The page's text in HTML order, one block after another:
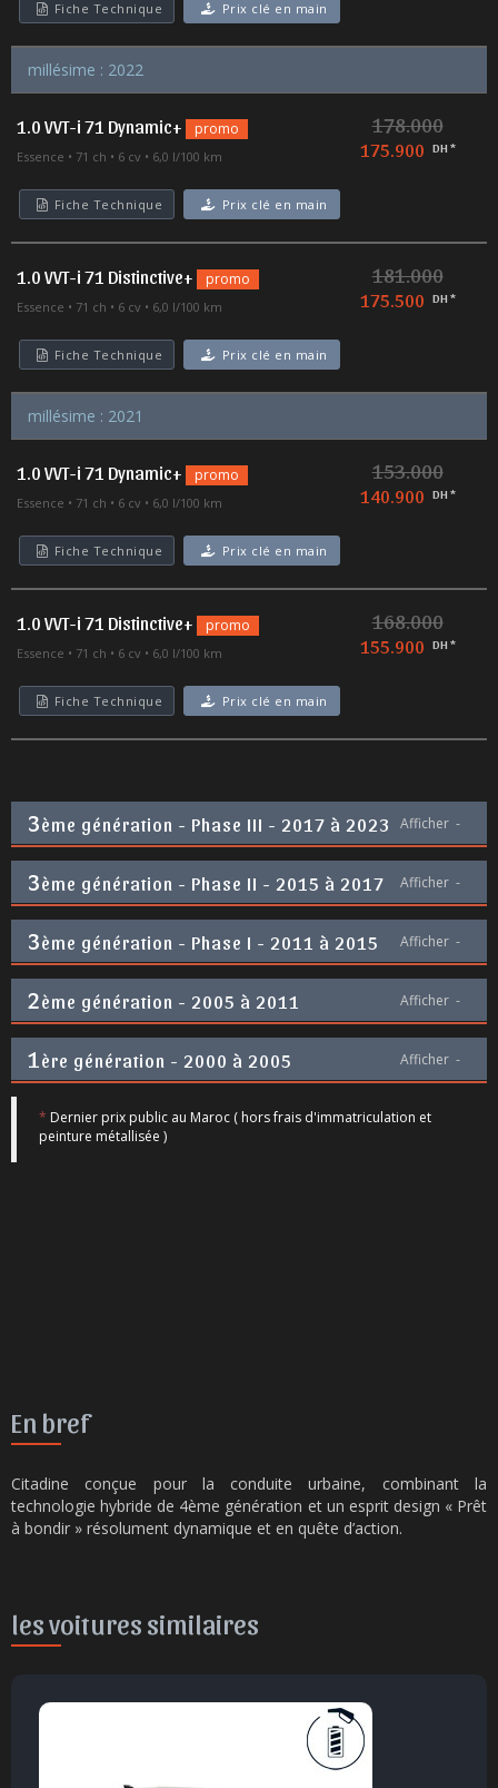
Fiche Technique Prix clé en main
millésime : 2022
1.0 VVT-i 71 Dynamic+ promo
Essence 71 ch 6 cv 6,0 l/100 km
178.000
175.900 DH *
Fiche Technique Prix clé en main
1.0 VVT-i 71 Distinctive+ promo
Essence 71 ch 6 cv 6,0 l/100 km
181.000
175.500 DH *
Fiche Technique Prix clé en main
millésime : 2021
1.0 VVT-i 71 Dynamic+ promo
Essence 71 ch 6 cv 6,0 l/100 km
153.000
140.900 DH *
Fiche Technique Prix clé en main
1.0 VVT-i 71 Distinctive+ promo
Essence 71 ch 6 cv 6,0 l/100 km
168.000
155.900 DH *
Fiche Technique Prix clé en main
3ème génération - Phase III - 2017 à 2023 Afficher -
3ème génération - Phase II - 2015 à 2017 Afficher -
3ème génération - Phase I - 2011 à 2015 Afficher -
2ème génération - 2005 à 2011 Afficher -
1ère génération - 2000 à 2005 Afficher -
* Dernier prix public au Maroc ( hors frais d'immatriculation et
peinture métallisée )
En bref
Citadine conçue pour la conduite urbaine, combinant la
technologie hybride de 4ème génération et un esprit design « Prêt
à bondir » résolument dynamique et en quête d’action.
les voitures similaires